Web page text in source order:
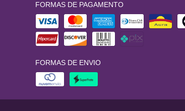
FORMAS DE PAGAMENTO
FORMAS DE ENVIO